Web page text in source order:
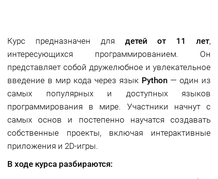
Курс предназначен для детей от 11 лет,
интересующихся программированием. Он
представляет собой дружелюбное и увлекательное
введение в мир кода через язык Python — один из
самых популярных и доступных языков
программирования в мире. Участники начнут с
самых основ и постепенно научатся создавать
собственные проекты, включая интерактивные
приложения и 2D-игры.
В ходе курса разбираются: